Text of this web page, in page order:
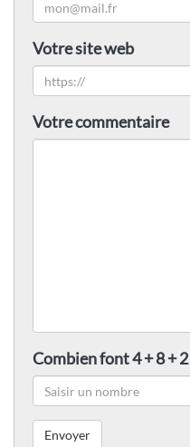
Votre site web
Votre commentaire
Combien font 4 + 8 + 2